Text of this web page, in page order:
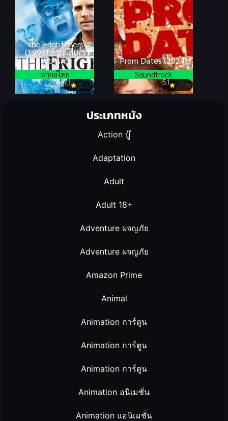
ประเภทหนัง
Action บู๊
Adaptation
Adult
Adult 18+
Adventure ผจญภัย
Adventure ผจญภัย
Amazon Prime
Animal
Animation การ์ตูน
Animation การ์ตูน
Animation การ์ตูน
Animation อนิเมชั่น
Animation แอนิเมชั่น
The Frighteners
(1996) สามผีสี่เผ่า
เขย่าโลก
7.1
พากย์ไทย
Prom Dates (2024)
5.1
Soundtrack